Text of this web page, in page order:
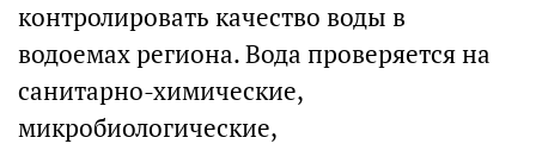
контролировать качество воды в
водоемах региона. Вода проверяется на
санитарно-химические,
микробиологические,